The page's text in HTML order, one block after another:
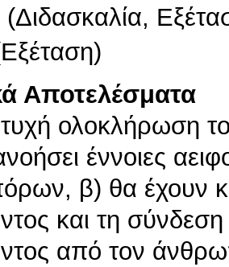
(Διδασκαλία,
Αποτελέσματα
ολοκλήρωση
έννοιες
β) θα έχουν
και τη
από τον